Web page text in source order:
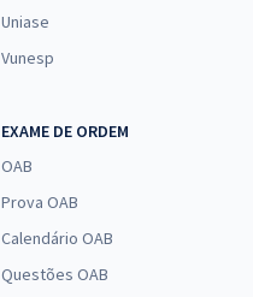
Uniase
Vunesp
EXAME DE ORDEM
OAB
Prova OAB
Calendário OAB
Questões OAB